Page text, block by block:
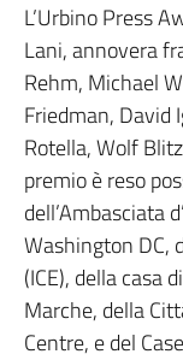
L’Urbino Press
Lani, annovera
Rehm, Michael
Friedman, David
Rotella, Wolf
premio è reso
dell’Ambasciata
Washington DC,
(ICE), della casa
Marche, della
Centre, e del